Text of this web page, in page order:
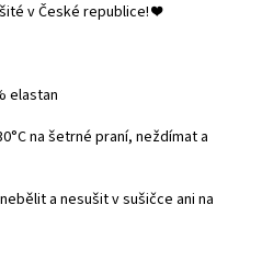
v České republice!❤️
elastan
na šetrné praní, neždímat a
a nesušit v sušičce ani na